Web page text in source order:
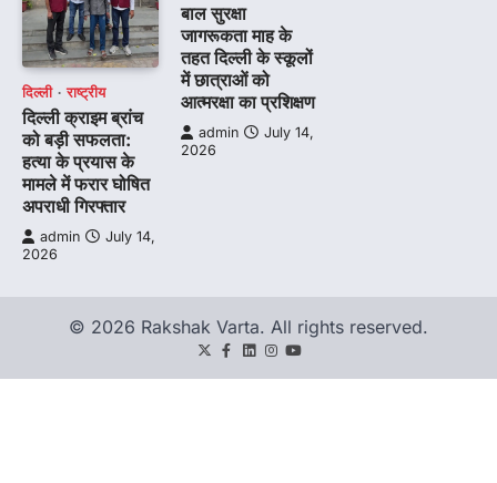
दिल्ली राष्ट्रीय
दिल्ली क्राइम ब्रांच
को बड़ी सफलता:
हत्या के प्रयास के
मामले में फरार घोषित
अपराधी गिरफ्तार
admin
July 14,
2026
बाल सुरक्षा
जागरूकता माह के
तहत दिल्ली के स्कूलों
में छात्राओं को
आत्मरक्षा का प्रशिक्षण
admin
July 14,
2026
© 2026 Rakshak Varta. All rights reserved.
TwitterFacebook
LinkedIn
Instagram
youtube